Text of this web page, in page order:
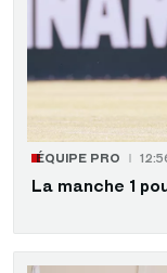
ÉQUIPE PRO
La manche 1